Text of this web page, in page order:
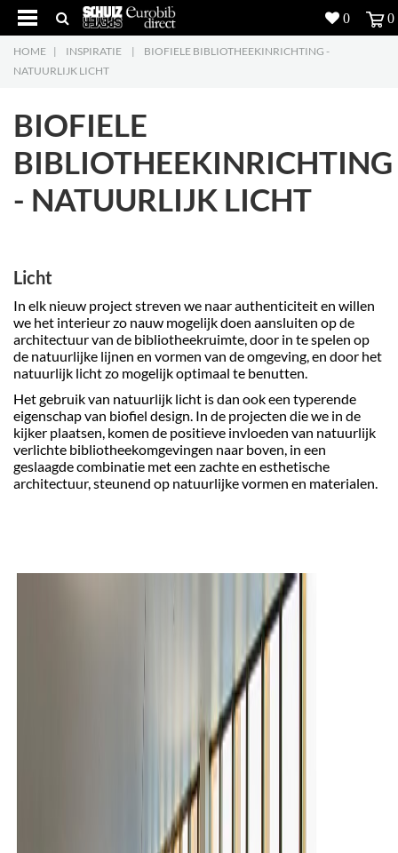
5
Producten
Downloads
Contacteer ons
HOME | INSPIRATIE |
BIOFIELE BIBLIOTHEEKINRICHTING -
NATUURLIJK LICHT
BIOFIELE
BIBLIOTHEEKINRICHTING
- NATUURLIJK LICHT
Licht
In elk nieuw project streven we naar authenticiteit en willen
we het interieur zo nauw mogelijk doen aansluiten op de
architectuur van de bibliotheekruimte, door in te spelen op
de natuurlijke lijnen en vormen van de omgeving, en door het
natuurlijk licht zo mogelijk optimaal te benutten.
Het gebruik van natuurlijk licht is dan ook een typerende
eigenschap van biofiel design. In de projecten die we in de
kijker plaatsen, komen de positieve invloeden van natuurlijk
verlichte bibliotheekomgevingen naar boven, in een
geslaagde combinatie met een zachte en esthetische
architectuur, steunend op natuurlijke vormen en materialen.
0 0